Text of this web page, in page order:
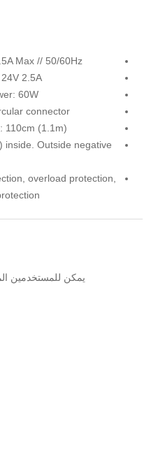
Max // 50/60Hz
2.5A
60W
connector
110cm (1.1m)
inside. Outside negative
overload protection,
يمكن للمستخدمين